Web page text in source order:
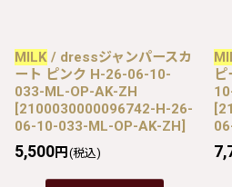
MILK / dressジャンパースカ
ート ピンク H-26-06-10-
033-ML-OP-AK-ZH
[2100030000096742-H-26-
06-10-033-ML-OP-AK-ZH]
5,500円 (税込)
[